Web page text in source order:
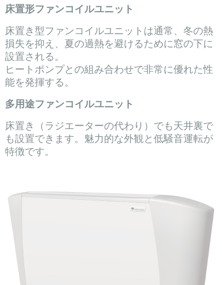
床置形ファンコイルユニット
床置き型ファンコイルユニットは通常、冬の熱
損失を抑え、夏の過熱を避けるために窓の下に
設置される。
ヒートポンプとの組み合わせで非常に優れた性
能を発揮する。
多用途ファンコイルユニット
床置き（ラジエーターの代わり）でも天井裏で
も設置できます。魅力的な外観と低騒音運転が
特徴です。